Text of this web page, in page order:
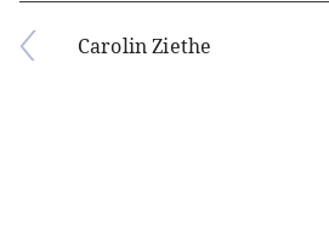
Carolin Ziethe